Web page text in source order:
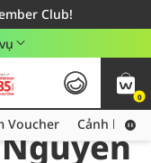
Club!
từ 249,000Đ
vực TP. Hồ Chí Minh
0
Voucher Cảnh báo